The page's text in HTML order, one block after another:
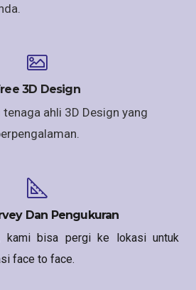
3D Design
ahli 3D Design yang
Dan Pengukuran
kami bisa pergi ke lokasi untuk
face to face.